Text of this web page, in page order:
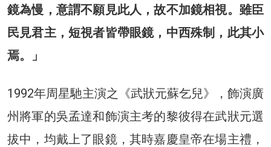
鏡為慢，意謂不願見此人，故不加鏡相視。雖臣
民見君主，短視者皆帶眼鏡，中西殊制，此其小
焉。」
1992年周星馳主演之《武狀元蘇乞兒》，飾演廣
州將軍的吳孟達和飾演主考的黎彼得在武狀元選
拔中，均戴上了眼鏡，其時嘉慶皇帝在場主禮，